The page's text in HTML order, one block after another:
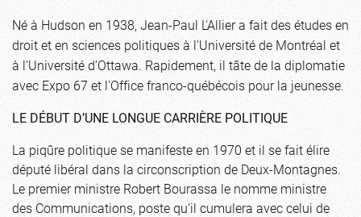
Né à Hudson en 1938, Jean-Paul L'Allier a fait des études en
droit et en sciences politiques à l'Université de Montréal et
à l’Université d’Ottawa. Rapidement, il tâte de la diplomatie
avec Expo 67 et l'Office franco-québécois pour la jeunesse.
LE DÉBUT D’UNE LONGUE CARRIÈRE POLITIQUE
La piqûre politique se manifeste en 1970 et il se fait élire
député libéral dans la circonscription de Deux-Montagnes.
Le premier ministre Robert Bourassa le nomme ministre
des Communications, poste qu'il cumulera avec celui de